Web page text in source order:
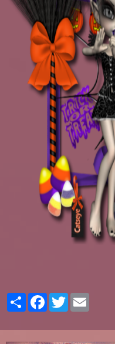
PartagerFacebook
Twitter